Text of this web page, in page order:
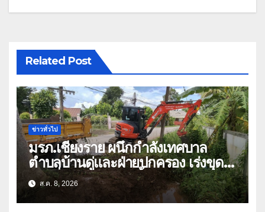
Related Post
ข่าวทั่วไป
มรภ.เชียงราย ผนึกกำลังเทศบาล
ตำบลบ้านดู่และฝ่ายปกครอง เร่งขุด
ลอกสิ่งกีดขวางทางน้ำ ป้องกันและลด
ปัญหาน้ำท่วม
ส.ค. 8, 2026